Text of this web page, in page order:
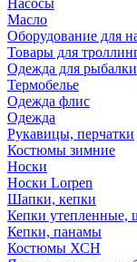
Насосы
Масло
Оборудование для
Товары для
Одежда для рыбалки
Термобелье
Одежда флис
Одежда
Рукавицы, перчатки
Костюмы зимние
Носки
Носки Lorpen
Шапки, кепки
Кепки утепленные,
Кепки, панамы
Костюмы ХСН